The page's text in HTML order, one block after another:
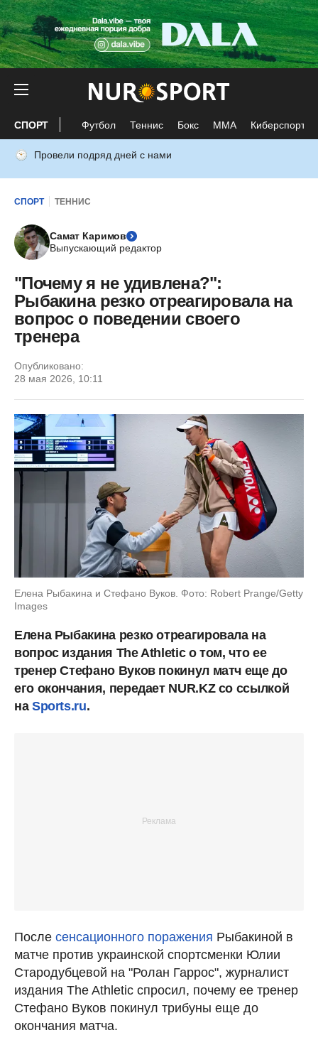
СПОРТ Футбол Теннис Бокс ММА Киберспорт
Провели подряд дней с нами
СПОРТ ТЕННИС
Самат Каримов
Выпускающий редактор
"Почему я не удивлена?":
Рыбакина резко отреагировала на
вопрос о поведении своего
тренера
Опубликовано:
28 мая 2026, 10:11
Елена Рыбакина и Стефано Вуков. Фото: Robert Prange/Getty
Images
Елена Рыбакина резко отреагировала на
вопрос издания The Athletic о том, что ее
тренер Стефано Вуков покинул матч еще до
его окончания, передает NUR.KZ со ссылкой
на Sports.ru.
После сенсационного поражения Рыбакиной в
матче против украинской спортсменки Юлии
Стародубцевой на "Ролан Гаррос", журналист
издания The Athletic спросил, почему ее тренер
Стефано Вуков покинул трибуны еще до
окончания матча.